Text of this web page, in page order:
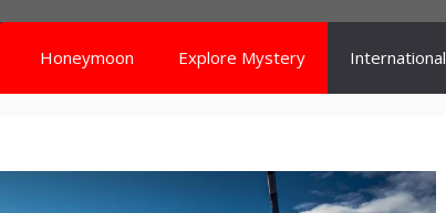
Honeymoon Explore Mystery International